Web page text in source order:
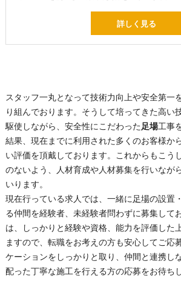
詳しく見る
スタッフ一丸となって技術力向上や安全第一
り組んでおります。そうして培ってきた高い
駆使しながら、安全性にこだわった足場工事
結果、現在までに利用された多くのお客様か
い評価を頂戴しております。これからもこう
のないよう、人材育成や人材募集を行いなが
いります。
現在行っている求人では、一緒に 足場の設置
る仲間を経験者、未経験者問わずに募集して
は、しっかりと経験や資格、能力を評価した
ますので、転職をお考えの方も安心してご応
ケーションをしっかりと取り、仲間と連携し
配った丁寧な施工を行える方の応募をお待ち